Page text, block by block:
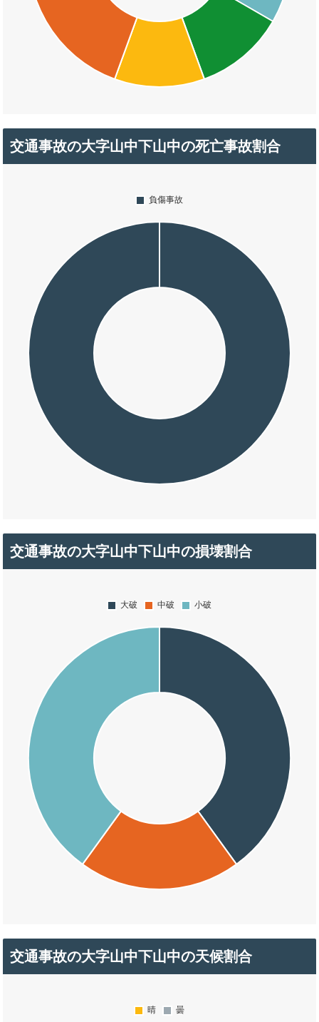
交通事故の大字山中下山中の死亡事故割合
交通事故の大字山中下山中の損壊割合
交通事故の大字山中下山中の天候割合